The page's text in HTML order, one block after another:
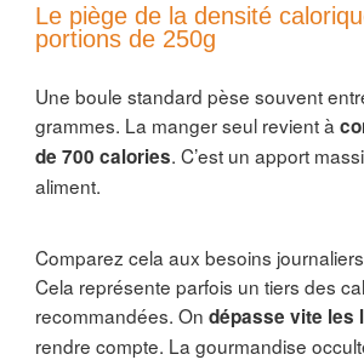
Le piège de la densité
portions de 250g
Une boule standard pèse souvent
grammes. La manger seul revient à
de 700 calories. C’est un apport
aliment.
Comparez cela aux besoins
Cela représente parfois un tiers des
recommandées. On dépasse vite les
rendre compte. La gourmandise